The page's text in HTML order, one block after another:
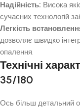
Надійність: Висока
сучасних технологій
Легкість
дозволяє швидко
опалення.
Технічні
35/180
Ось більш детальний